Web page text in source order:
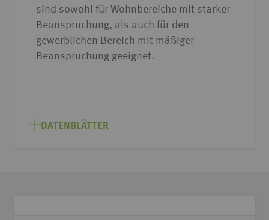
sind sowohl für Wohnbereiche mit starker
Beanspruchung, als auch für den
gewerblichen Bereich mit mäßiger
Beanspruchung geeignet.
DATENBLÄTTER